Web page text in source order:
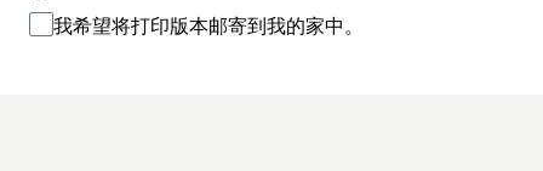
我希望将打印版本邮寄到我的家中。